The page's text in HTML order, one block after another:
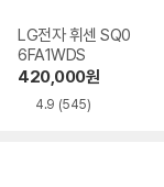
LG전자 휘센 SQ0
6FA1WDS
420,000원
4.9 (545)